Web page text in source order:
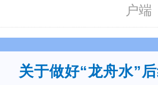
户端
关于做好“龙舟水”